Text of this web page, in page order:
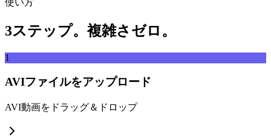
3ステップ。複雑さゼロ。
1
AVIファイルをアップロード
AVI動画をドラッグ＆ドロップ